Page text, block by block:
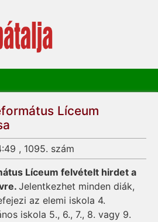
Líceum
, 1095. szám
Líceum felvételt hirdet a
Jelentkezhet minden diák,
az elemi iskola 4.
iskola 5., 6., 7., 8. vagy 9.